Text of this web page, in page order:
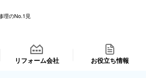
理のNo.1見
リフォーム会社 お役立ち情報